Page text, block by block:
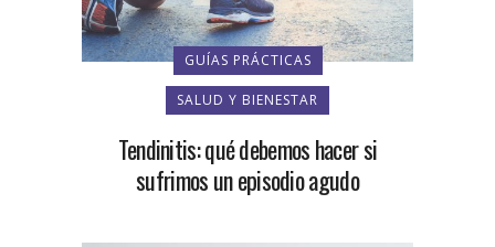
GUÍAS PRÁCTICAS
SALUD Y BIENESTAR
Tendinitis: qué debemos hacer si
sufrimos un episodio agudo